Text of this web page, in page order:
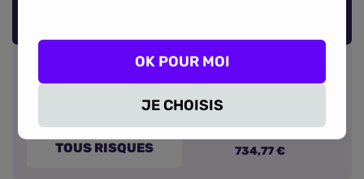
TOUS RISQUES 734,77 €
JE CHOISIS
OK POUR MOI